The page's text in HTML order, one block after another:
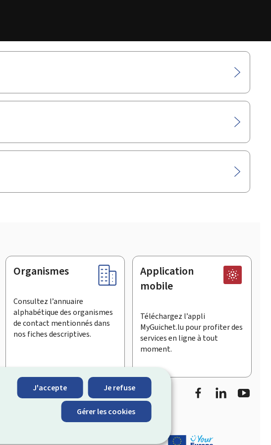
J'accepte Je refuse
Gérer les cookies
Organismes
Consultez l’annuaire
alphabétique des organismes
de contact mentionnés dans
nos fiches descriptives.
Application
mobile
Téléchargez l’appli
MyGuichet.lu pour profiter des
services en ligne à tout
moment.
FacebookLinkedIn
informe sur les